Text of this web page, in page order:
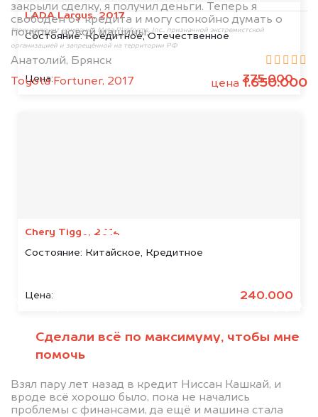
LADA Largus, 2017
Состояние:Кредитное, Отечественное
Цена: 375.000
Chery Tiggo, 2014
Состояние: Китайское, Кредитное
Цена: 240.000
закрыли сделку, я получил деньги. Теперь я
свободен от кредита и могу спокойно думать о
покупке новой машины.
Анатолий, Брянск
Toyota Fortuner, 2017
цена 1.650.000
Сделали всё по максимуму, чтобы мне
помочь
Взял пару лет назад в кредит Ниссан Кашкай, и
вроде всё хорошо было, пока не начались
проблемы с финансами, да ещё и машина стала
*принадлежит компании Meta Platforms, Inc., признанной экстремистской
организацией и запрещённой на территории РФ
БЕСПЛАТНО
Узнайте стоимость автомобиля
Мы купим ваше авто на 20.000 руб.
автоаукционах.